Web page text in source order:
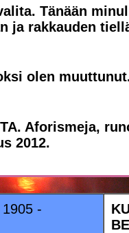
Tänään
ja rakkauden
olen
Aforismeja,
2012.
-